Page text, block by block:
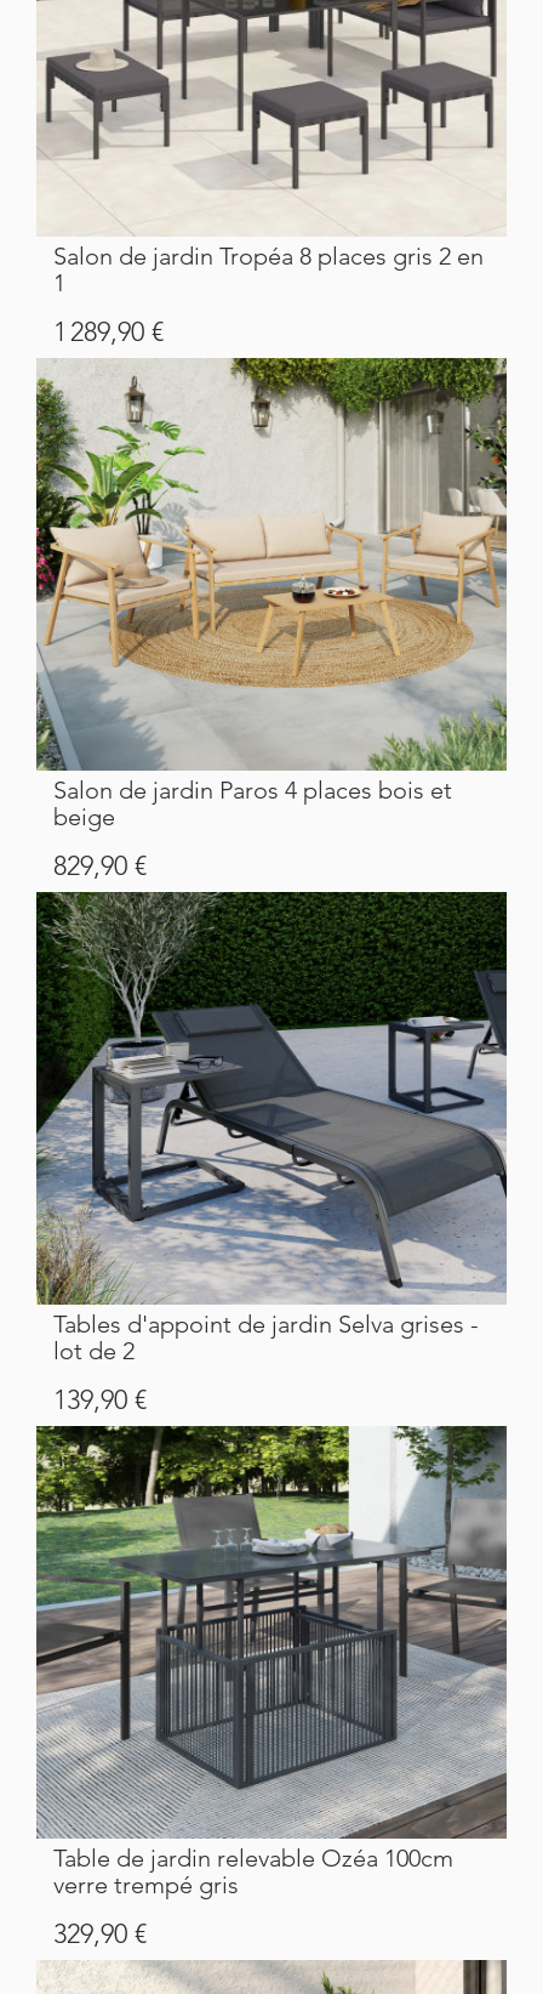
Salon de jardin Tropéa 8 places gris 2 en
1
Prix
1 289,90 €
Salon de jardin Paros 4 places bois et
beige
Prix
829,90 €
Tables d'appoint de jardin Selva grises -
lot de 2
Prix
139,90 €
Table de jardin relevable Ozéa 100cm
verre trempé gris
Prix
329,90 €